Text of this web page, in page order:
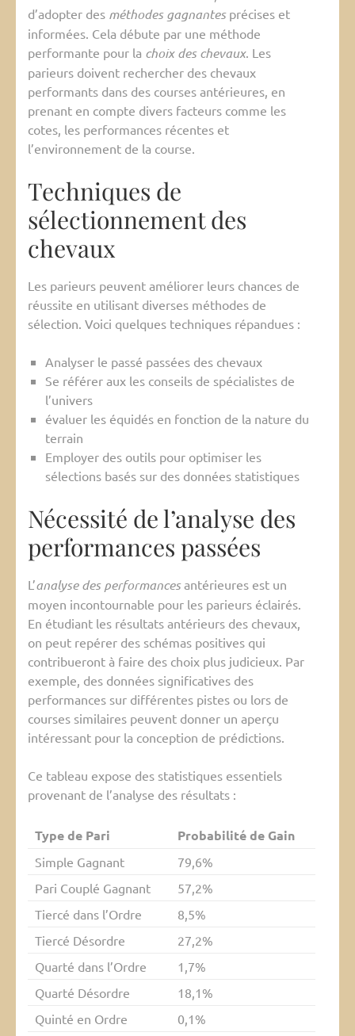
d’adopter des méthodes gagnantesprécises et
informées. Cela débute par une méthode
performante pour la choix des chevaux. Les
parieurs doivent rechercher des chevaux
performants dans des courses antérieures, en
prenant en compte divers facteurs comme les
cotes, les performances récentes et
l’environnement de la course.
Techniques de
sélectionnement des
chevaux
Les parieurs peuvent améliorer leurs chances de
réussite en utilisant diverses méthodes de
sélection. Voici quelques techniques répandues :
Analyser le passé passées des chevaux
Se référer aux les conseils de spécialistes de
l’univers
évaluer les équidés en fonction de la nature du
terrain
Employer des outils pour optimiser les
sélections basés sur des données statistiques
Nécessité de l’analyse des
performances passées
L’analyse des performancesantérieures est un
moyen incontournable pour les parieurs éclairés.
En étudiant les résultats antérieurs des chevaux,
on peut repérer des schémas positives qui
contribueront à faire des choix plus judicieux. Par
exemple, des données significatives des
performances sur différentes pistes ou lors de
courses similaires peuvent donner un aperçu
intéressant pour la conception de prédictions.
Ce tableau expose des statistiques essentiels
provenant de l’analyse des résultats :
Type de Pari Probabilité de Gain
Simple Gagnant
79,6%
Pari Couplé Gagnant
57,2%
Tiercé dans l’Ordre
8,5%
Tiercé Désordre
27,2%
Quarté dans l’Ordre
1,7%
Quarté Désordre
18,1%
Quinté en Ordre
0,1%